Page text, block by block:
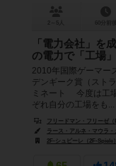
「電力会社」を
の電力で「工場
2010年国際ゲーマー
デンギーク賞（スト
ミネート 今度は工
ぞれ自分の工場をも...
フリードマン・フリーゼ（
ラース・アルネ・マウラ
2F-シュピーレ（2F-Spiele）